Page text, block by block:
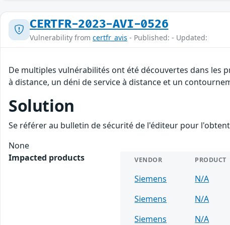
CERTFR-2023-AVI-0526
Vulnerability from certfr_avis - Published: - Updated:
De multiples vulnérabilités ont été découvertes dans les
à distance, un déni de service à distance et un
Solution
Se référer au bulletin de sécurité de l'éditeur pour
None
Impacted products
VENDOR PRODUCT
Siemens N/A
Siemens
N/A
Siemens
N/A